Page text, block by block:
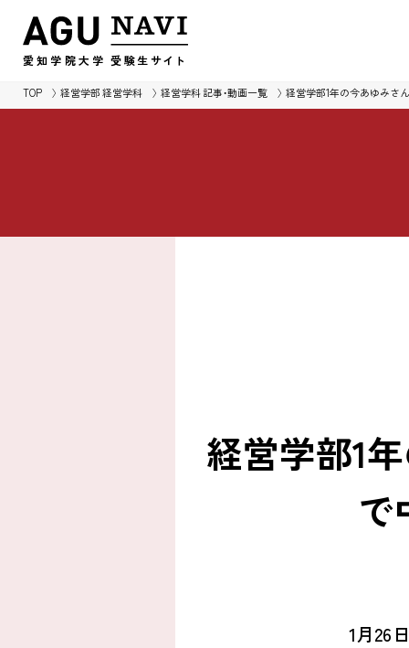
愛知学院大学 受験生サイ ト
TOP 経営学部 経営学科 経営学科 記事・動画一覧 経営学部1年の今あゆみさ
経営学部1
で
1月26